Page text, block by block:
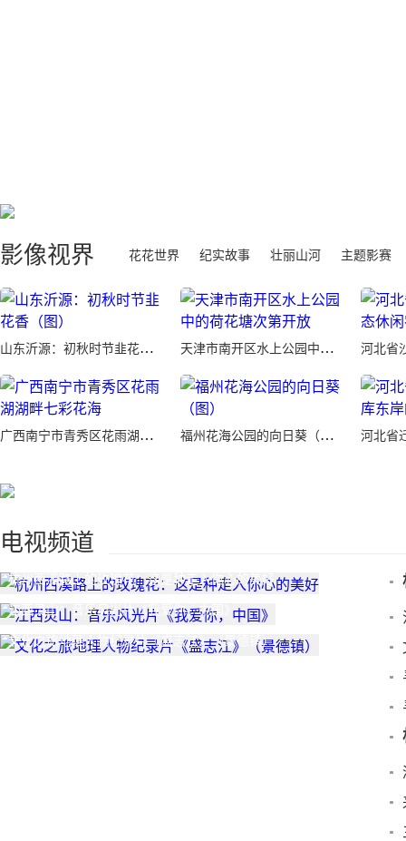
影像视界 花花世界 纪实故事 壮丽山河 主题影赛
山东沂源：初秋时节韭花香（图） 天津市南开区水上公园中的荷花塘次第开放
广西南宁市青秀区花雨湖湖畔七彩花海 福州花海公园的向日葵（图）
电视频道
杭州西溪路上的玫瑰花：这是种走入你心的美好
江西灵山：音乐风光片《我爱你，中国》
文化之旅地理人物纪录片《盛志江》（景德镇）